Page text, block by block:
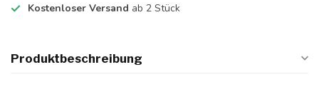
Kostenloser Versand ab 2 Stück
Produktbeschreibung